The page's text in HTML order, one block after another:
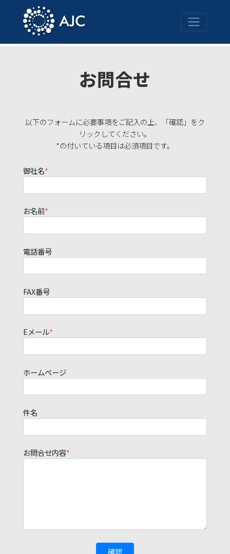
お問合せ
以下のフォームに必要事項をご記入の上、「確認」をク
リックしてください。
*の付いている項目は必須項目です。
御社名*
お名前*
電話番号
FAX番号
Eメール*
ホームページ
件名
お問合せ内容*